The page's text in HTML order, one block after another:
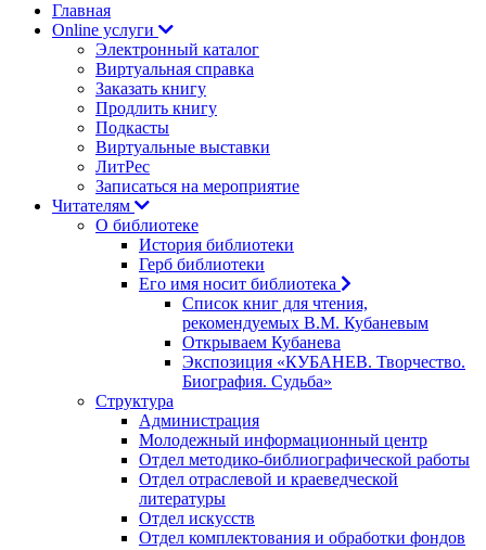
Главная
Online услуги
Электронный каталог
Виртуальная справка
Заказать книгу
Продлить книгу
Подкасты
Виртуальные выставки
ЛитРес
Записаться на мероприятие
Читателям
О библиотеке
История библиотеки
Герб библиотеки
Его имя носит библиотека
Список книг для чтения,
рекомендуемых В.М. Кубаневым
Открываем Кубанева
Экспозиция «КУБАНЕВ. Творчество.
Биография. Судьба»
Структура
Администрация
Молодежный информационный центр
Отдел методико-библиографической работы
Отдел отраслевой и краеведческой
литературы
Отдел искусств
Отдел комплектования и обработки фондов